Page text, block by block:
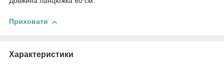
Приховати
Характеристики